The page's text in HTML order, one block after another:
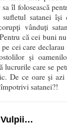
îl folosească
satanei își
vânduți
că cei buni
cei care
și
lucrurile care se
De ce oare și
satanei?!
Vulpii…